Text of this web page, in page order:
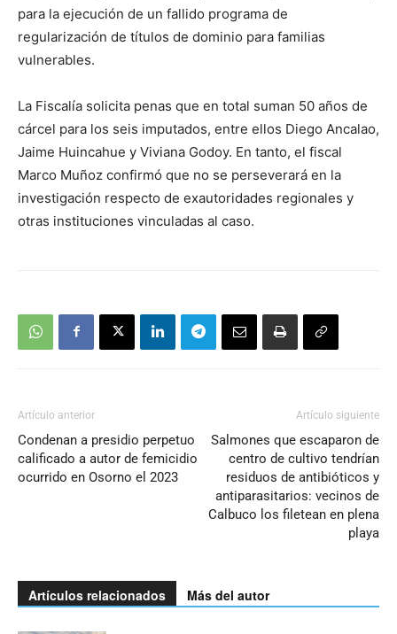
para la ejecución de un fallido programa de
regularización de títulos de dominio para familias
vulnerables.
La Fiscalía solicita penas que en total suman 50 años de
cárcel para los seis imputados, entre ellos Diego Ancalao,
Jaime Huincahue y Viviana Godoy. En tanto, el fiscal
Marco Muñoz confirmó que no se perseverará en la
investigación respecto de exautoridades regionales y
otras instituciones vinculadas al caso.
Artículo anterior
Condenan a presidio perpetuo
calificado a autor de femicidio
ocurrido en Osorno el 2023
Artículo siguiente
Salmones que escaparon de
centro de cultivo tendrían
residuos de antibióticos y
antiparasitarios: vecinos de
Calbuco los filetean en plena
playa
Artículos relacionados Más del autor